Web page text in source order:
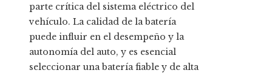
parte crítica del sistema eléctrico del
vehículo. La calidad de la batería
puede influir en el desempeño y la
autonomía del auto, y es esencial
seleccionar una batería fiable y de alta